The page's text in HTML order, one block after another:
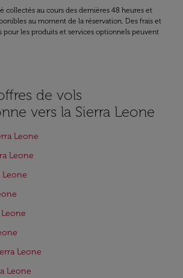
collectés au cours des dernières 48 heures et
au moment de la réservation. Des frais et
pour les produits et services optionnels peuvent
de vols
vers la Sierra Leone
Leone
Leone
Leone
Leone
Leone